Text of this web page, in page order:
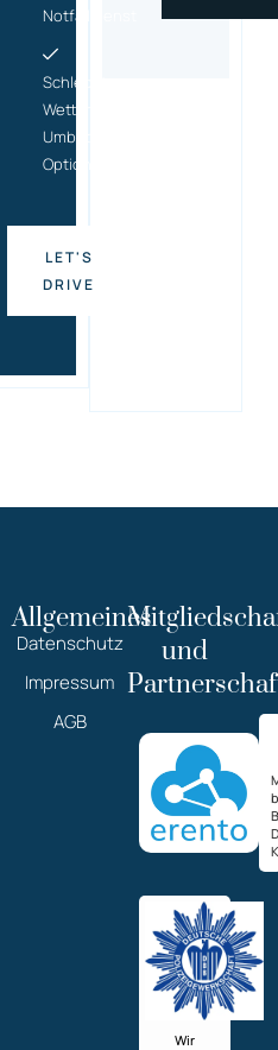
Notfalldienst
Schlecht-
Wetter-
Umbuchungs
Option
LET'S
DRIVE
Allgemeines
Datenschutz
Impressum
AGB
und
Wir